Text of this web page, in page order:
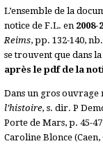
L’ensemble de la
notice de F.L. en 2008-
Reims, pp. 132-140,
se trouvent que dans
après le pdf de la
Dans un gros ouvrage
l’histoire,s. dir. P
Porte de Mars, p. 45-
Caroline Blonce